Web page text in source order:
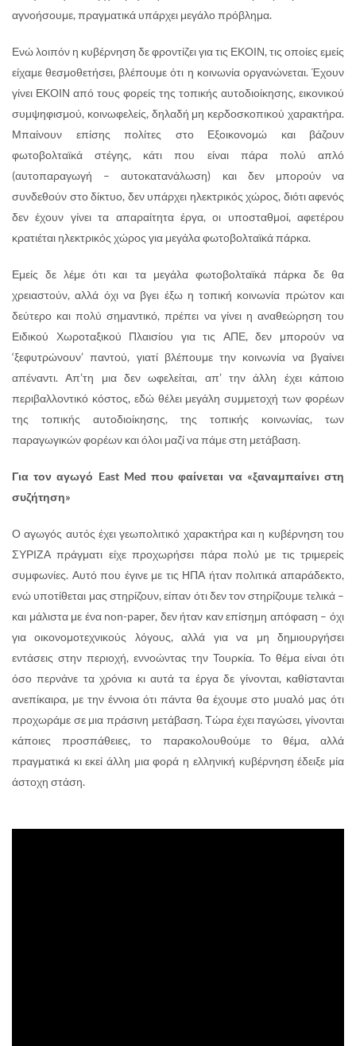
αγνοήσουμε, πραγματικά υπάρχει μεγάλο πρόβλημα.
Ενώ λοιπόν η κυβέρνηση δε φροντίζει για τις ΕΚΟΙΝ, τις οποίες εμείς
είχαμε θεσμοθετήσει, βλέπουμε ότι η κοινωνία οργανώνεται. Έχουν
γίνει ΕΚΟΙΝ από τους φορείς της τοπικής αυτοδιοίκησης, εικονικού
συμψηφισμού, κοινωφελείς, δηλαδή μη κερδοσκοπικού χαρακτήρα.
Μπαίνουν επίσης πολίτες στο Εξοικονομώ και βάζουν
φωτοβολταϊκά στέγης, κάτι που είναι πάρα πολύ απλό
(αυτοπαραγωγή – αυτοκατανάλωση) και δεν μπορούν να
συνδεθούν στο δίκτυο, δεν υπάρχει ηλεκτρικός χώρος, διότι αφενός
δεν έχουν γίνει τα απαραίτητα έργα, οι υποσταθμοί, αφετέρου
κρατιέται ηλεκτρικός χώρος για μεγάλα φωτοβολταϊκά πάρκα.
Εμείς δε λέμε ότι και τα μεγάλα φωτοβολταϊκά πάρκα δε θα
χρειαστούν, αλλά όχι να βγει έξω η τοπική κοινωνία πρώτον και
δεύτερο και πολύ σημαντικό, πρέπει να γίνει η αναθεώρηση του
Ειδικού Χωροταξικού Πλαισίου για τις ΑΠΕ, δεν μπορούν να
‘ξεφυτρώνουν’ παντού, γιατί βλέπουμε την κοινωνία να βγαίνει
απέναντι. Απ’τη μια δεν ωφελείται, απ’ την άλλη έχει κάποιο
περιβαλλοντικό κόστος, εδώ θέλει μεγάλη συμμετοχή των φορέων
της τοπικής αυτοδιοίκησης, της τοπικής κοινωνίας, των
παραγωγικών φορέων και όλοι μαζί να πάμε στη μετάβαση.
Για τον αγωγό East Med που φαίνεται να «ξαναμπαίνει στη
συζήτηση»
Ο αγωγός αυτός έχει γεωπολιτικό χαρακτήρα και η κυβέρνηση του
ΣΥΡΙΖΑ πράγματι είχε προχωρήσει πάρα πολύ με τις τριμερείς
συμφωνίες. Αυτό που έγινε με τις ΗΠΑ ήταν πολιτικά απαράδεκτο,
ενώ υποτίθεται μας στηρίζουν, είπαν ότι δεν τον στηρίζουμε τελικά –
και μάλιστα με ένα non-paper, δεν ήταν καν επίσημη απόφαση – όχι
για οικονομοτεχνικούς λόγους, αλλά για να μη δημιουργήσει
εντάσεις στην περιοχή, εννοώντας την Τουρκία. Το θέμα είναι ότι
όσο περνάνε τα χρόνια κι αυτά τα έργα δε γίνονται, καθίστανται
ανεπίκαιρα, με την έννοια ότι πάντα θα έχουμε στο μυαλό μας ότι
προχωράμε σε μια πράσινη μετάβαση. Τώρα έχει παγώσει, γίνονται
κάποιες προσπάθειες, το παρακολουθούμε το θέμα, αλλά
πραγματικά κι εκεί άλλη μια φορά η ελληνική κυβέρνηση έδειξε μία
άστοχη στάση.